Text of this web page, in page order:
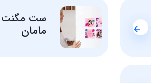
ست مگنت
مامان